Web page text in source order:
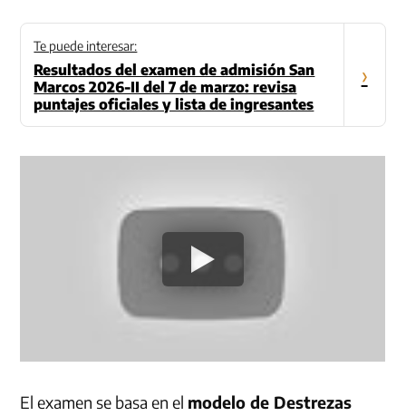
Te puede interesar:
Resultados del examen de admisión San
Marcos 2026-II del 7 de marzo: revisa
puntajes oficiales y lista de ingresantes
›
El examen se basa en el modelo de Destrezas